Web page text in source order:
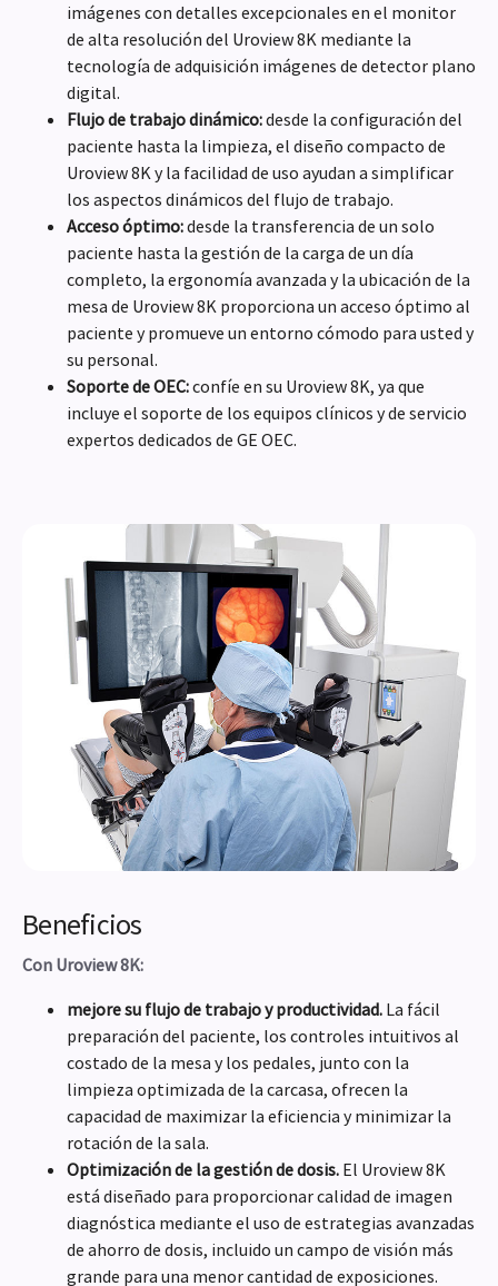
imágenes con detalles excepcionales en el monitor
de alta resolución del Uroview 8K mediante la
tecnología de adquisición imágenes de detector plano
digital.
Flujo de trabajo dinámico:desde la configuración del
paciente hasta la limpieza, el diseño compacto de
Uroview 8K y la facilidad de uso ayudan a simplificar
los aspectos dinámicos del flujo de trabajo.
Acceso óptimo:desde la transferencia de un solo
paciente hasta la gestión de la carga de un día
completo, la ergonomía avanzada y la ubicación de la
mesa de Uroview 8K proporciona un acceso óptimo al
paciente y promueve un entorno cómodo para usted y
su personal.
Soporte de OEC:confíe en su Uroview 8K, ya que
incluye el soporte de los equipos clínicos y de servicio
expertos dedicados de GE OEC.
Beneficios
Con Uroview 8K:
mejore su flujo de trabajo y productividad. La fácil
preparación del paciente, los controles intuitivos al
costado de la mesa y los pedales, junto con la
limpieza optimizada de la carcasa, ofrecen la
capacidad de maximizar la eficiencia y minimizar la
rotación de la sala.
Optimización de la gestión de dosis. El Uroview 8K
está diseñado para proporcionar calidad de imagen
diagnóstica mediante el uso de estrategias avanzadas
de ahorro de dosis, incluido un campo de visión más
grande para una menor cantidad de exposiciones.